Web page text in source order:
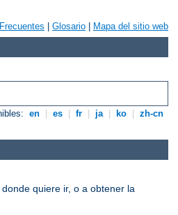
Glosario Mapa del sitio web
en es fr ja ko zh-cn
quiere ir, o a obtener la